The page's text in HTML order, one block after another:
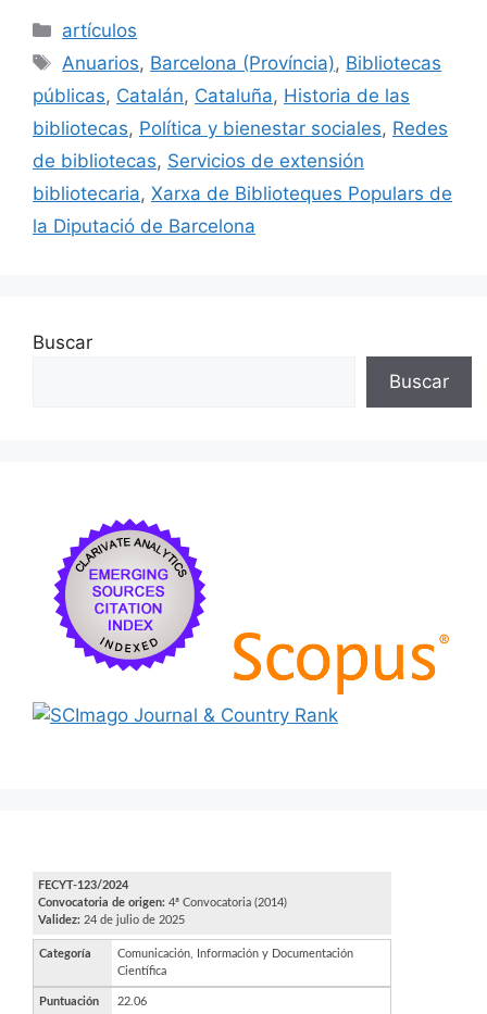
c
e
b
o
o
k
ai
l
s
k
y
e
dI
n
p
ar
tir
Categorías
artículos
Etiquetas
Anuarios, Barcelona (Província), Bibliotecas
públicas, Catalán, Cataluña, Historia de las
bibliotecas, Política y bienestar sociales, Redes
de bibliotecas, Servicios de extensión
bibliotecaria, Xarxa de Biblioteques Populars de
la Diputació de Barcelona
Buscar
Buscar